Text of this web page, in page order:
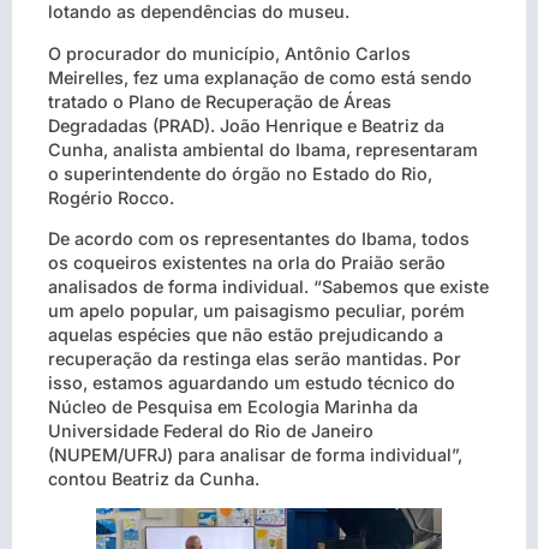
lotando as dependências do museu.
O procurador do município, Antônio Carlos
Meirelles, fez uma explanação de como está sendo
tratado o Plano de Recuperação de Áreas
Degradadas (PRAD). João Henrique e Beatriz da
Cunha, analista ambiental do Ibama, representaram
o superintendente do órgão no Estado do Rio,
Rogério Rocco.
De acordo com os representantes do Ibama, todos
os coqueiros existentes na orla do Praião serão
analisados de forma individual. “Sabemos que existe
um apelo popular, um paisagismo peculiar, porém
aquelas espécies que não estão prejudicando a
recuperação da restinga elas serão mantidas. Por
isso, estamos aguardando um estudo técnico do
Núcleo de Pesquisa em Ecologia Marinha da
Universidade Federal do Rio de Janeiro
(NUPEM/UFRJ) para analisar de forma individual”,
contou Beatriz da Cunha.